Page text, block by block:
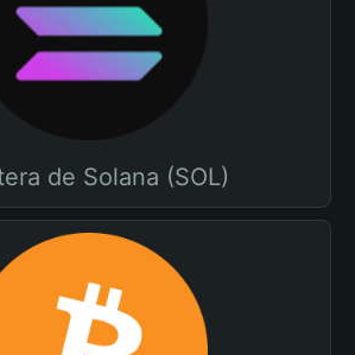
de Solana (SOL)